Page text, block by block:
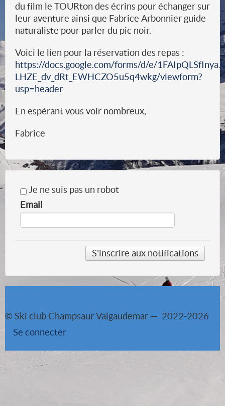
du film le TOURton des écrins pour échanger sur
leur aventure ainsi que Fabrice Arbonnier guide
naturaliste pour parler du pic noir.
Voici le lien pour la réservation des repas :
https://docs.google.com/forms/d/e/
LHZE_dv_dRt_EWHCZO5u5q4wkg/viewform?
usp=header
En espérant vous voir nombreux,
Fabrice
Je ne suis pas un robot
Email
© Ski club Champsaur Valgaudemar — 2022-2026
Se connecter